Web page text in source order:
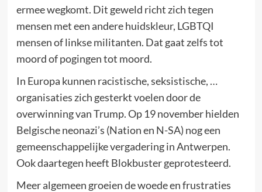
ermee wegkomt. Dit geweld richt zich tegen
mensen met een andere huidskleur, LGBTQI
mensen of linkse militanten. Dat gaat zelfs tot
moord of pogingen tot moord.
In Europa kunnen racistische, seksistische, …
organisaties zich gesterkt voelen door de
overwinning van Trump. Op 19 november hielden
Belgische neonazi’s (Nation en N-SA) nog een
gemeenschappelijke vergadering in Antwerpen.
Ook daartegen heeft Blokbuster geprotesteerd.
Meer algemeen groeien de woede en frustraties